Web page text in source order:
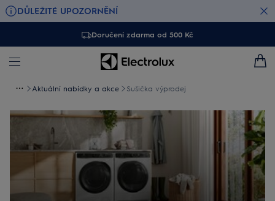
DŮLEŽITÉ UPOZORNĚNÍ
Doručení zdarma od 500 Kč
Aktuální nabídky a akce Sušička výprodej